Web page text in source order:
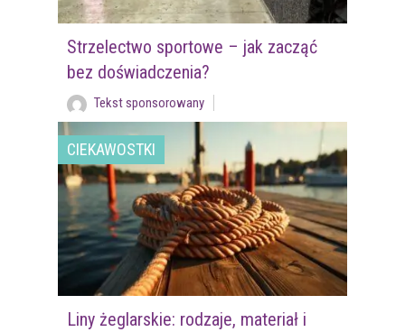
Strzelectwo sportowe – jak zacząć
bez doświadczenia?
Tekst sponsorowany
CIEKAWOSTKI
Liny żeglarskie: rodzaje, materiał i